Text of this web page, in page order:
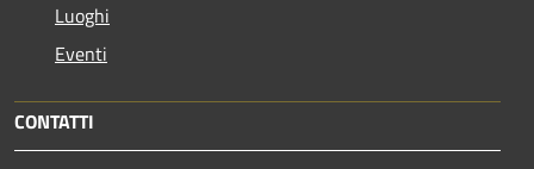
Luoghi
Eventi
CONTATTI